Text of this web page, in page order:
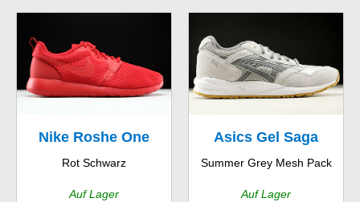
Nike Roshe One
Hyp
Rot Schwarz
Auf Lager
Asics Gel Saga
Summer Grey Mesh Pack
Auf Lager